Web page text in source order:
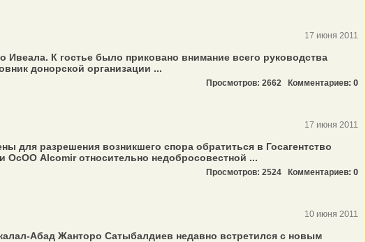
17 июня 2011
К гостье было приковано внимание всего руководства
донорской организации ...
Просмотров: 2662 Комментариев: 0
17 июня 2011
для разрешения возникшего спора обратиться в Госагентство
ОсОО Аlcomir относительно недобросовестной ...
Просмотров: 2524 Комментариев: 0
10 июня 2011
Абад Жанторо Сатыбалдиев недавно встретился с новым